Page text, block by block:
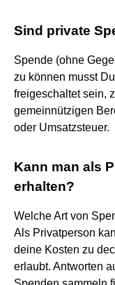
Sind private
Spende (ohne
zu können musst
freigeschaltet sein,
gemeinnützigen
oder Umsatzsteuer.
Kann man als
erhalten?
Welche Art von
Als Privatperson
deine Kosten zu
erlaubt. Antworten